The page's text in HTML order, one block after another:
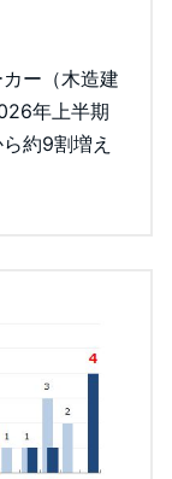
ー（木造建
年上半期
約9割増え